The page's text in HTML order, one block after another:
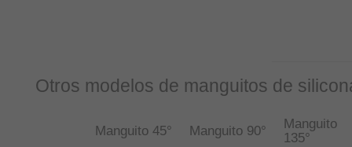
Otros modelos de manguitos de
Manguito 45° Manguito 90°
Manguito
135°